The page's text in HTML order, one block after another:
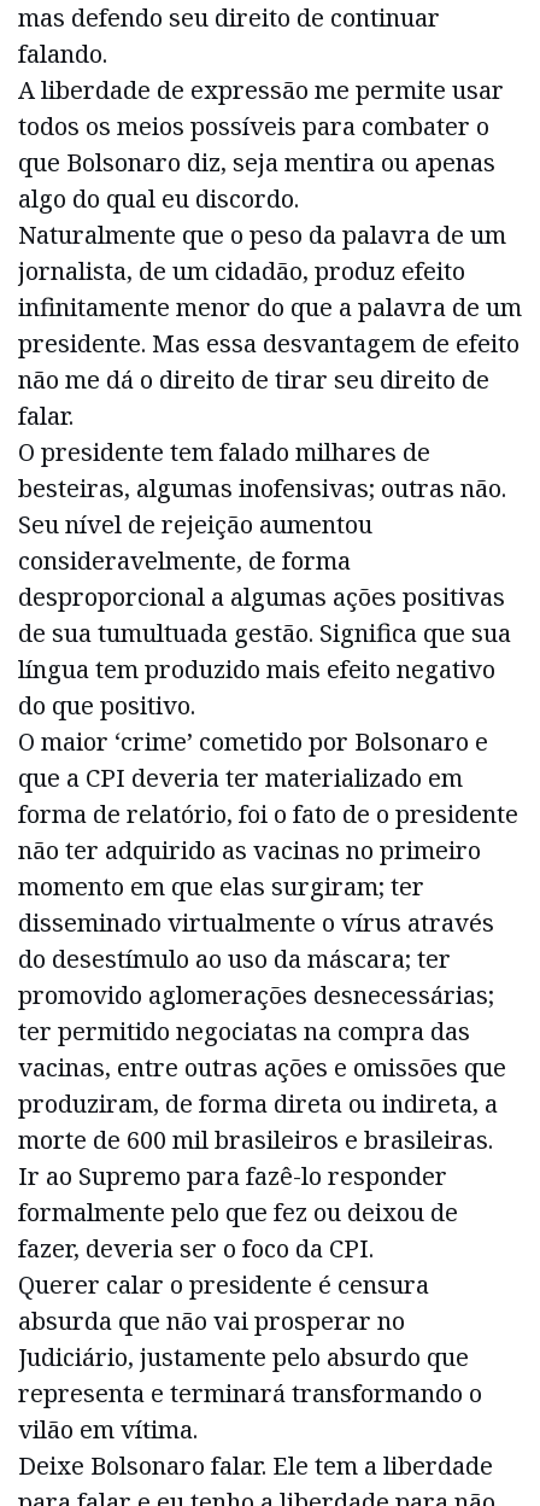
mas defendo seu direito de continuar
falando.
A liberdade de expressão me permite usar
todos os meios possíveis para combater o
que Bolsonaro diz, seja mentira ou apenas
algo do qual eu discordo.
Naturalmente que o peso da palavra de um
jornalista, de um cidadão, produz efeito
infinitamente menor do que a palavra de um
presidente. Mas essa desvantagem de efeito
não me dá o direito de tirar seu direito de
falar.
O presidente tem falado milhares de
besteiras, algumas inofensivas; outras não.
Seu nível de rejeição aumentou
consideravelmente, de forma
desproporcional a algumas ações positivas
de sua tumultuada gestão. Significa que sua
língua tem produzido mais efeito negativo
do que positivo.
O maior ‘crime’ cometido por Bolsonaro e
que a CPI deveria ter materializado em
forma de relatório, foi o fato de o presidente
não ter adquirido as vacinas no primeiro
momento em que elas surgiram; ter
disseminado virtualmente o vírus através
do desestímulo ao uso da máscara; ter
promovido aglomerações desnecessárias;
ter permitido negociatas na compra das
vacinas, entre outras ações e omissões que
produziram, de forma direta ou indireta, a
morte de 600 mil brasileiros e brasileiras.
Ir ao Supremo para fazê-lo responder
formalmente pelo que fez ou deixou de
fazer, deveria ser o foco da CPI.
Querer calar o presidente é censura
absurda que não vai prosperar no
Judiciário, justamente pelo absurdo que
representa e terminará transformando o
vilão em vítima.
Deixe Bolsonaro falar. Ele tem a liberdade